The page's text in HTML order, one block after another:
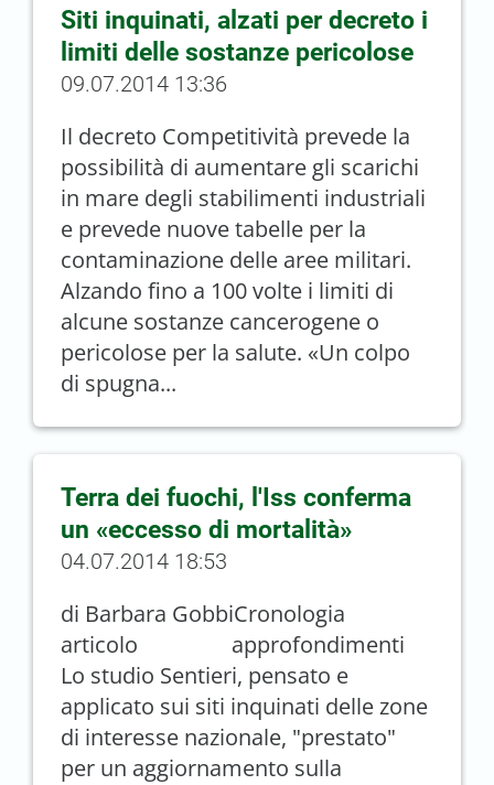
Siti inquinati, alzati per decreto i
limiti delle sostanze pericolose
09.07.2014 13:36
Il decreto Competitività prevede la
possibilità di aumentare gli scarichi
in mare degli stabilimenti industriali
e prevede nuove tabelle per la
contaminazione delle aree militari.
Alzando fino a 100 volte i limiti di
alcune sostanze cancerogene o
pericolose per la salute. «Un colpo
di spugna...
Terra dei fuochi, l'Iss conferma
un «eccesso di mortalità»
04.07.2014 18:53
di Barbara GobbiCronologia
articolo approfondimenti
Lo studio Sentieri, pensato e
applicato sui siti inquinati delle zone
di interesse nazionale, "prestato"
per un aggiornamento sulla